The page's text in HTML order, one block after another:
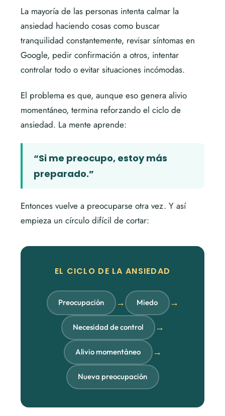
La mayoría de las personas intenta calmar la
ansiedad haciendo cosas como buscar
tranquilidad constantemente, revisar síntomas en
Google, pedir confirmación a otros, intentar
controlar todo o evitar situaciones incómodas.
El problema es que, aunque eso genera alivio
momentáneo, termina reforzando el ciclo de
ansiedad. La mente aprende:
“Si me preocupo, estoy más
preparado.”
Entonces vuelve a preocuparse otra vez. Y así
empieza un círculo difícil de cortar:
EL CICLO DE LA ANSIEDAD
Preocupación → Miedo →
Necesidad de control →
Alivio momentáneo →
Nueva preocupación